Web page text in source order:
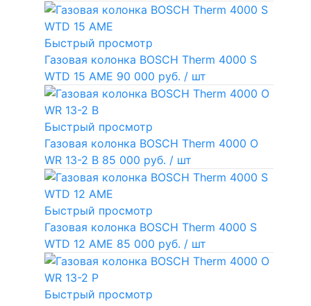
Быстрый просмотр
Газовая колонка BOSCH Therm 4000 S
WTD 15 AME 90 000 руб. / шт
Быстрый просмотр
Газовая колонка BOSCH Therm 4000 O
WR 13-2 В 85 000 руб. / шт
Быстрый просмотр
Газовая колонка BOSCH Therm 4000 S
WTD 12 AME 85 000 руб. / шт
Быстрый просмотр